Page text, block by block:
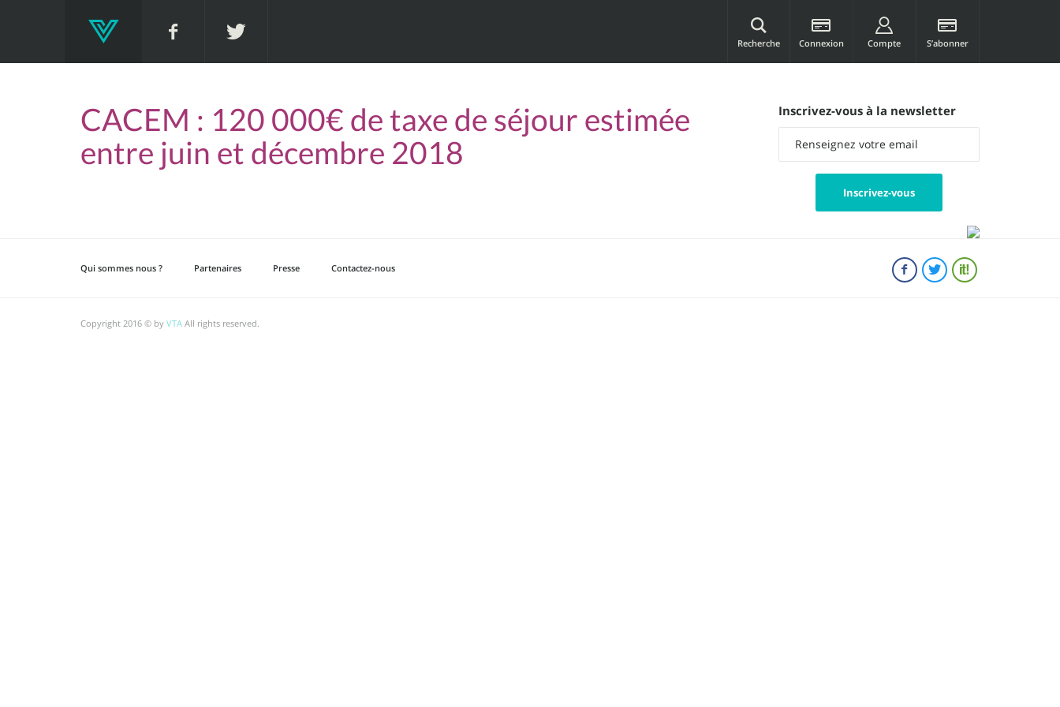
Recherche Connexion Compte S’abonner
CACEM : 120 000€ de taxe de séjour estimée
entre juin et décembre 2018
Inscrivez-vous à la newsletter
Qui sommes nous ? Partenaires Presse Contactez-nous
Copyright 2016 © by VTA All rights reserved.